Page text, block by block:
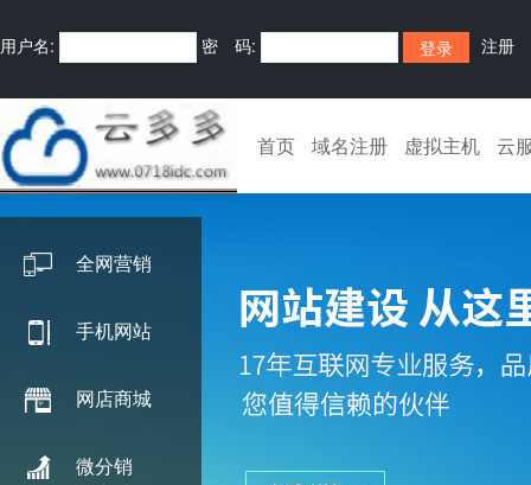
用户名: 密 码: 注册
首页 域名注册 虚拟主机 云
全网营销
手机网站
网店商城
微分销